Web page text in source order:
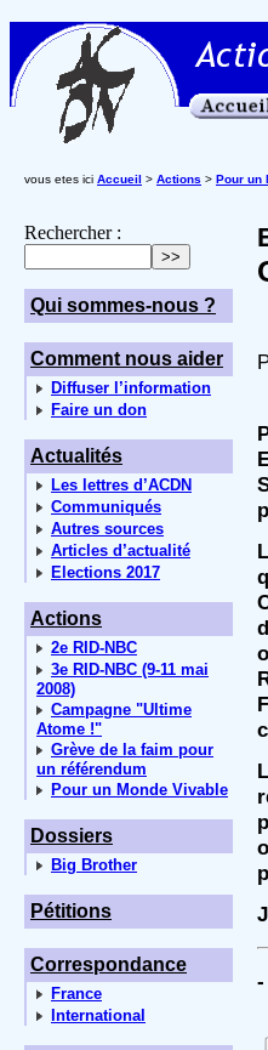
vous etes ici Accueil > Actions > Pour un
Rechercher :
Qui sommes-nous ?
Comment nous aider
Diffuser l’information
Faire un don
Actualités
Les lettres d’ACDN
Communiqués
Autres sources
Articles d’actualité
Elections 2017
Actions
2e RID-NBC
3e RID-NBC (9-11 mai
2008)
Campagne "Ultime
Atome !"
Grève de la faim pour
un référendum
Pour un Monde Vivable
Dossiers
Big Brother
Pétitions
Correspondance
France
International